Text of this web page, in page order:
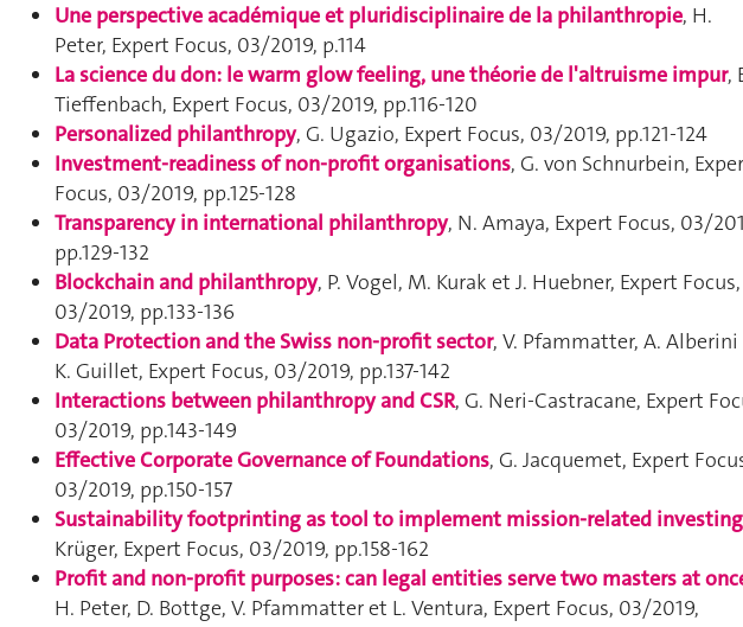
Une perspective académique et pluridisciplinaire de la philanthropie, H.
Peter, Expert Focus, 03/2019, p.114
La science du don: le warm glow feeling, une théorie de l'altruisme impur,
Tieffenbach, Expert Focus, 03/2019, pp.116-120
Personalized philanthropy, G. Ugazio, Expert Focus, 03/2019, pp.121-124
Investment-readiness of non-profit organisations, G. von Schnurbein,
Focus, 03/2019, pp.125-128
Transparency in international philanthropy, N. Amaya, Expert Focus, 03/
pp.129-132
Blockchain and philanthropy, P. Vogel, M. Kurak et J. Huebner, Expert Focus,
03/2019, pp.133-136
Data Protection and the Swiss non-profit sector, V. Pfammatter, A.
K. Guillet, Expert Focus, 03/2019, pp.137-142
Interactions between philanthropy and CSR, G. Neri-Castracane, Expert
03/2019, pp.143-149
Effective Corporate Governance of Foundations, G. Jacquemet, Expert
03/2019, pp.150-157
Sustainability footprinting as tool to implement mission-related investing
Krüger, Expert Focus, 03/2019, pp.158-162
Profit and non-profit purposes: can legal entities serve two masters at
H. Peter, D. Bottge, V. Pfammatter et L. Ventura, Expert Focus, 03/2019,